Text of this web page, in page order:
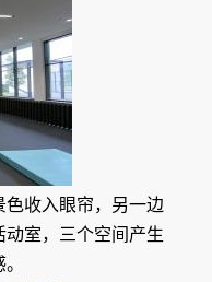
色收入眼帘，另一边
室，三个空间产生